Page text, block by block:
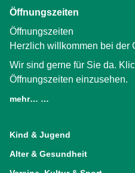
Öffnungszeiten
Öffnungszeiten
Herzlich willkommen bei der
Wir sind gerne für Sie da.
Öffnungszeiten einzusehen.
mehr… …
Kind & Jugend
Alter & Gesundheit